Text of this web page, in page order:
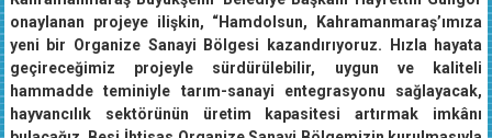
onaylanan projeye ilişkin, “Hamdolsun, Kahramanmaraş’ımıza
yeni bir Organize Sanayi Bölgesi kazandırıyoruz. Hızla hayata
geçireceğimiz projeyle sürdürülebilir, uygun ve kaliteli
hammadde teminiyle tarım-sanayi entegrasyonu sağlayacak,
hayvancılık sektörünün üretim kapasitesi artırmak imkânı
bulacağız. Besi İhtisas Organize Sanayi Bölgemizin kurulmasıyla